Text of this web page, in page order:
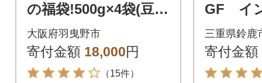
の福袋!500g×4袋(豆)&
古墳珈琲ドリップバ
ッグ1袋!
大阪府羽曳野市
寄付金額 18,000円
（15件）
GF イ
ーヒー
り
三重県鈴鹿
寄付金額